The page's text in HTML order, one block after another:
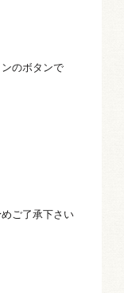
のボタンで
ご了承下さい